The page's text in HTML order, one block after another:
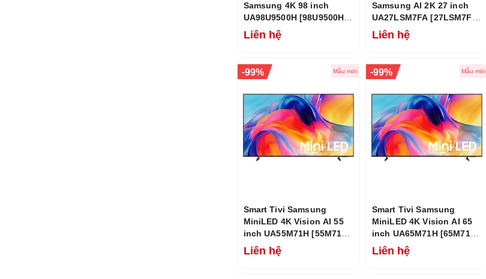
Samsung 4K 98 inch
UA98U9500H [98U9500H]
Mới 2026
Liên hệ
Samsung AI 2K 27 inch
UA27LSM7FA [27LSM7FA]
Mới 2026
Liên hệ
-99% Mẫu mới
Smart Tivi Samsung
MiniLED 4K Vision AI 55
inch UA55M71H [55M71H]
Mới 2026
Liên hệ
-99% Mẫu mới
Smart Tivi Samsung
MiniLED 4K Vision AI 65
inch UA65M71H [65M71H]
Mới 2026
Liên hệ